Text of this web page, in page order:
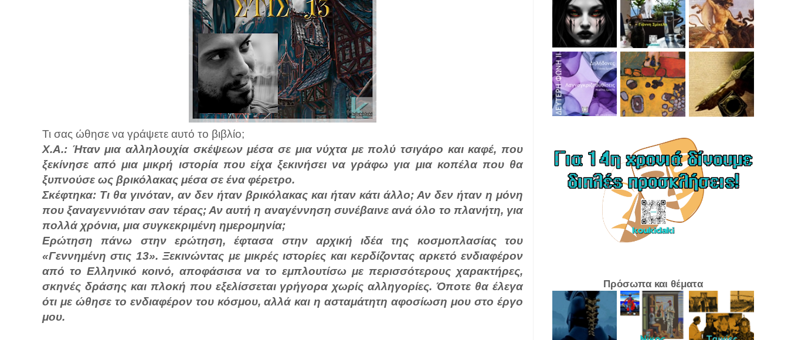
Τι σας ώθησε να γράψετε αυτό το βιβλίο;
Χ.Α.: Ήταν μια αλληλουχία σκέψεων μέσα σε μια νύχτα με πολύ τσιγάρο και καφέ, που
ξεκίνησε από μια μικρή ιστορία που είχα ξεκινήσει να γράφω για μια κοπέλα που θα
ξυπνούσε ως βρικόλακας μέσα σε ένα φέρετρο.
Σκέφτηκα: Τι θα γινόταν, αν δεν ήταν βρικόλακας και ήταν κάτι άλλο; Αν δεν ήταν η μόνη
που ξαναγεννιόταν σαν τέρας; Αν αυτή η αναγέννηση συνέβαινε ανά όλο το πλανήτη, για
πολλά χρόνια, μια συγκεκριμένη ημερομηνία;
Ερώτηση πάνω στην ερώτηση, έφτασα στην αρχική ιδέα της κοσμοπλασίας του
«Γεννημένη στις 13». Ξεκινώντας με μικρές ιστορίες και κερδίζοντας αρκετό ενδιαφέρον
από το Ελληνικό κοινό, αποφάσισα να το εμπλουτίσω με περισσότερους χαρακτήρες,
σκηνές δράσης και πλοκή που εξελίσσεται γρήγορα χωρίς αλληγορίες. Όποτε θα έλεγα
ότι με ώθησε το ενδιαφέρον του κόσμου, αλλά και η ασταμάτητη αφοσίωση μου στο έργο
μου.
Πρόσωπα και θέματα